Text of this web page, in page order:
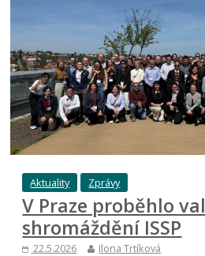
Aktuality Zprávy
V Praze proběhlo
shromáždění ISSP
22.5.2026 Ilona Trtíková